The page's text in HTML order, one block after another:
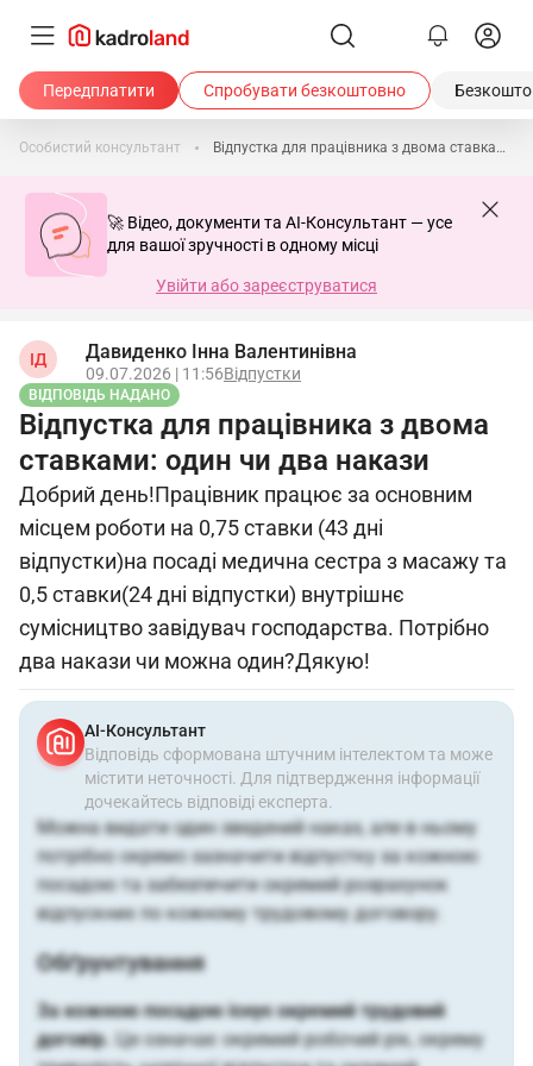
Передплатити Спробувати безкоштовно
Особистий консультант Відпустка для працівника з двома ставками: один чи два накази
🚀 Відео, документи та AI-Консультант — усе
для вашої зручності в одному місці
Увійти або зареєструватися
ІД Давиденко Інна Валентинівна
09.07.2026 | 11:56Відпустки
ВІДПОВІДЬ НАДАНО
Відпустка для працівника з двома
ставками: один чи два накази
Добрий день!Працівник працює за основним
місцем роботи на 0,75 ставки (43 дні
відпустки)на посаді медична сестра з масажу та
0,5 ставки(24 дні відпустки) внутрішнє
сумісництво завідувач господарства. Потрібно
два накази чи можна один?Дякую!
АІ-Консультант
Відповідь сформована штучним інтелектом та може
містити неточності. Для підтвердження інформації
дочекайтесь відповіді експерта.
Можна видати один зведений наказ, але в ньому
потрібно окремо зазначити відпустку за кожною
посадою та забезпечити окремий розрахунок
відпускних по кожному трудовому договору.
Обґрунтування
За кожною посадою існує окремий трудовий
договір. Це означає окремий робочий рік, окрему